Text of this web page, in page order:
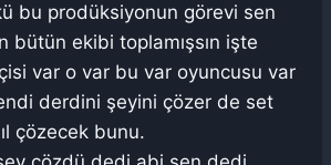
bu prodüksiyonun görevi sen
bütün ekibi toplamışsın işte
var o var bu var oyuncusu var
derdini şeyini çözer de set
çözecek bunu.